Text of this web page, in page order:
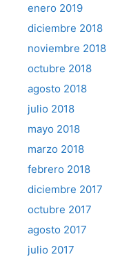
enero 2019
diciembre 2018
noviembre 2018
octubre 2018
agosto 2018
julio 2018
mayo 2018
marzo 2018
febrero 2018
diciembre 2017
octubre 2017
agosto 2017
julio 2017